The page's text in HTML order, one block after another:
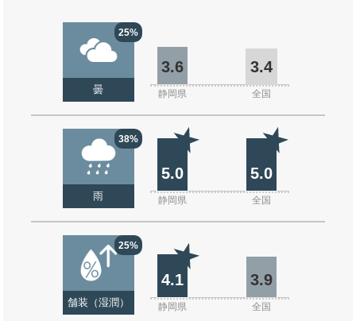
25%
曇
3.6 3.4
静岡県 全国
38%
雨
5.0 5.0
静岡県 全国
25%
舗装（湿潤）
4.1 3.9
静岡県 全国